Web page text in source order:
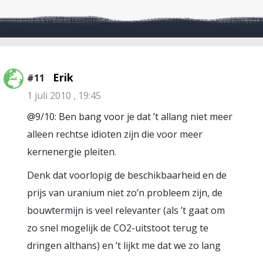
#11 Erik
1 juli 2010 , 19:45
@9/10: Ben bang voor je dat ’t allang niet meer
alleen rechtse idioten zijn die voor meer
kernenergie pleiten.
Denk dat voorlopig de beschikbaarheid en de
prijs van uranium niet zo’n probleem zijn, de
bouwtermijn is veel relevanter (als ’t gaat om
zo snel mogelijk de CO2-uitstoot terug te
dringen althans) en ’t lijkt me dat we zo lang